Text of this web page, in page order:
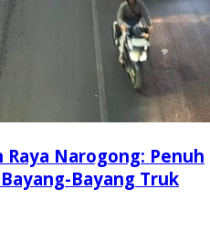
Raya Narogong: Penuh
Bayang Truk